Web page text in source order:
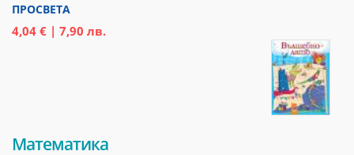
ПРОСВЕТА
4,04 € | 7,90 лв.
Математика